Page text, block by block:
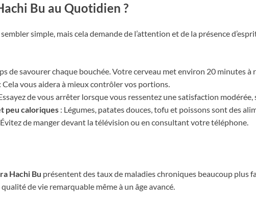
Bu au Quotidien ?
simple, mais cela demande de l’attention et de la présence
de savourer chaque bouchée. Votre cerveau met environ 20 minutes à
: Cela vous aidera à mieux contrôler vos portions.
de vous arrêter lorsque vous ressentez une satisfaction
peu caloriques : Légumes, patates douces, tofu et poissons sont des
de manger devant la télévision ou en consultant votre téléphone.
Hachi Bu présentent des taux de maladies chroniques beaucoup plus
de vie remarquable même à un âge avancé.